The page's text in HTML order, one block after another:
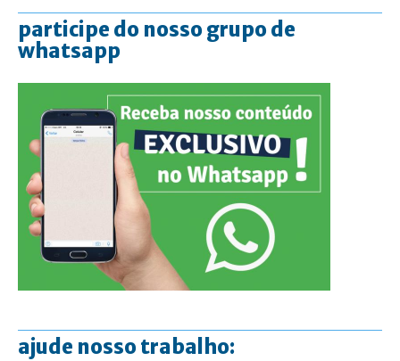
participe do nosso grupo de
whatsapp
ajude nosso trabalho: